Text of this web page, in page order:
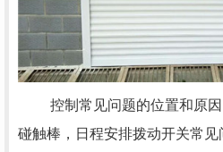
控制常见问题的位置和原因
碰触棒，日程安排拨动开关常